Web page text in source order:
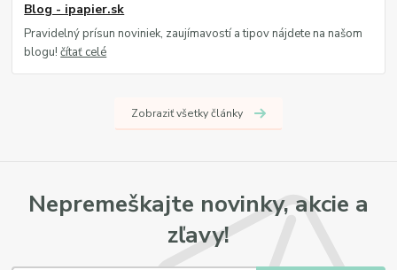
Blog - ipapier.sk
Pravidelný prísun noviniek, zaujímavostí a tipov nájdete na našom
blogu!čítať celé
Zobraziť všetky články
Nepremeškajte novinky, akcie a
zľavy!